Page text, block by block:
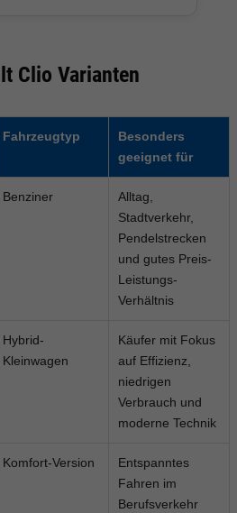
Clio Varianten
Fahrzeugtyp
Besonders
geeignet für
Benziner
Alltag,
Stadtverkehr,
Pendelstrecken
und gutes Preis-
Leistungs-
Verhältnis
Hybrid-
Kleinwagen
Käufer mit Fokus
auf Effizienz,
niedrigen
Verbrauch und
moderne Technik
Komfort-Version
Entspanntes
Fahren im
Berufsverkehr